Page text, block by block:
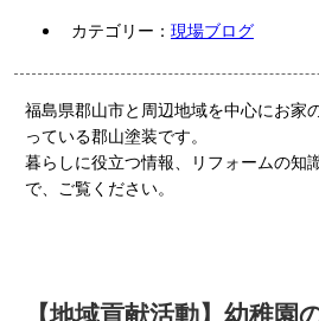
カテゴリー： 現場ブログ
福島県郡山市と周辺地域を中心にお家
っている郡山塗装です。
暮らしに役立つ情報、リフォームの知
で、ご覧ください。
【地域貢献活動】幼稚園